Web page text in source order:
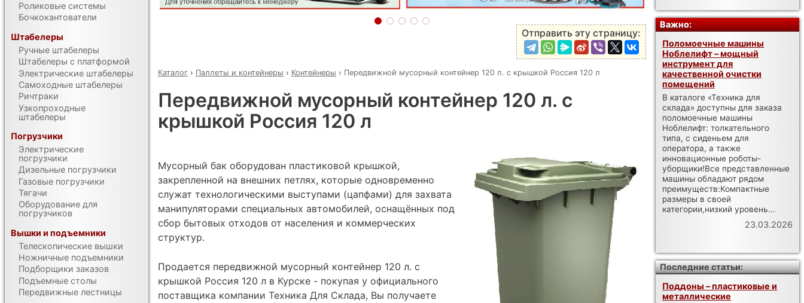
Отправить эту страницу:
Каталог › Паллеты и контейнеры › Контейнеры › Передвижной мусорный контейнер 120 л. с крышкой Россия 120 л
Передвижной мусорный контейнер 120 л. с
крышкой Россия 120 л
Мусорный бак оборудован пластиковой крышкой,
закрепленной на внешних петлях, которые одновременно
служат технологическими выступами (цапфами) для захвата
манипуляторами специальных автомобилей, оснащённых под
сбор бытовых отходов от населения и коммерческих
структур.
Продается передвижной мусорный контейнер 120 л. с
крышкой Россия 120 л в Курске - покупая у официального
поставщика компании Техника Для Склада, Вы получаете
Роликовые системы
Бочкокантователи
Штабелеры
Ручные штабелеры
Штабелеры с платформой
Электрические штабелеры
Самоходные штабелеры
Ричтраки
Узкопроходные
штабелеры
Погрузчики
Электрические
погрузчики
Дизельные погрузчики
Газовые погрузчики
Тягачи
Оборудование для
погрузчиков
Вышки и подъемники
Телескопические вышки
Ножничные подъемники
Подборщики заказов
Подъемные столы
Передвижные лестницы
Важно:
Поломоечные машины
Ноблелифт – мощный
инструмент для
качественной очистки
помещений
В каталоге «Техника для
склада» доступны для заказа
поломоечные машины
Ноблелифт: толкательного
типа, с сиденьем для
оператора, а также
инновационные роботы-
уборщики!Все представленные
машины обладают рядом
преимуществ:Компактные
размеры в своей
категории,низкий уровень...
23.03.2026
Последние статьи:
Поддоны – пластиковые и
металлические